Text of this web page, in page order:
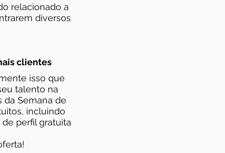
relacionado a
diversos
clientes
isso que
talento na
Semana de
incluindo
perfil gratuita